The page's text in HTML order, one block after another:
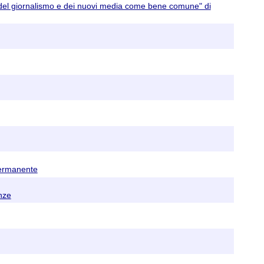
giornalismo e dei nuovi media come bene comune" di